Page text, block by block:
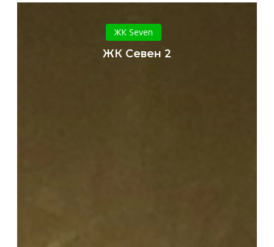
Севен
2
ЖК Seven
ЖК Севен 2